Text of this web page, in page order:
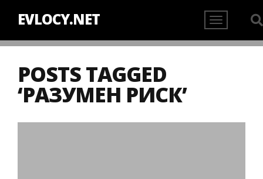
EVLOCY.NET
POSTS TAGGED
‘РАЗУМЕН РИСК’